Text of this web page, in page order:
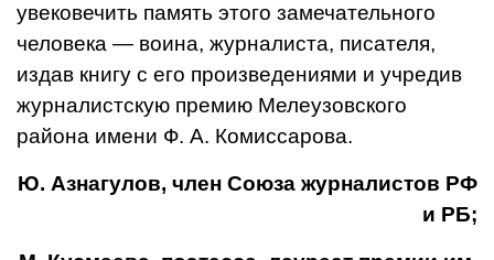
увековечить память этого за­мечательного
человека — воина, жур­налиста, писателя,
издав книгу с его произведениями и учредив
журна­листскую премию Мелеузовского
района имени Ф. А. Комиссарова.
Ю. Азнагулов, член Союза журналистов РФ
и РБ;